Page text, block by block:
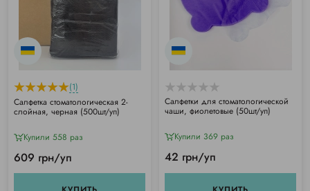
(1)
Салфетка стоматологическая 2-
слойная, черная (500шт/уп)
Купили 558 раз
609 грн/уп
Салфетки для стоматологической
чаши, фиолетовые (50шт/уп)
Купили 369 раз
42 грн/уп